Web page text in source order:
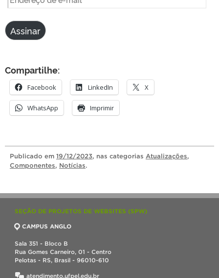
de
e-
mail
Assinar
Compartilhe:
Facebook LinkedIn X
WhatsApp Imprimir
Publicado em 19/12/2023, nas categorias Atualizações,
Componentes, Notícias.
SEÇÃO DE PROJETOS DE WEBSITES (SPW)
CAMPUS ANGLO
Sala 351 - Bloco B
Rua Gomes Carneiro, 01 - Centro
Pelotas - RS, Brasil - 96010-610
atendimento.ufpel.edu.br